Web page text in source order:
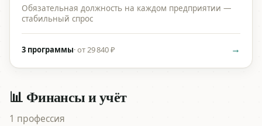
Обязательная должность на каждом предприятии —
стабильный спрос
3 программы·от 29 840 ₽ →
📊 Финансы и учёт
1 профессия